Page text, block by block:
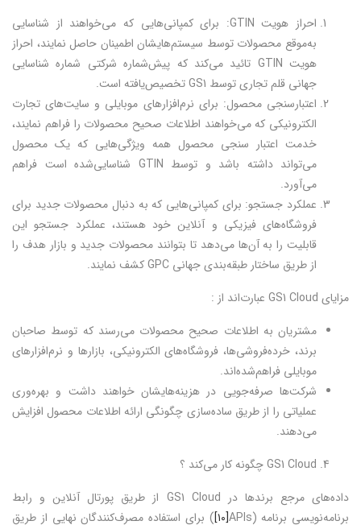
احراز هویت GTIN: برای کمپانی‌هایی که می‌خواهند از شناسایی
به‌موقع محصولات توسط سیستم‌هایشان اطمینان حاصل نمایند، احراز
هویت GTIN تائید می‌کند که پیش‌شماره شرکتی شماره شناسایی
جهانی قلم تجاری توسط GS1 تخصیص‌یافته است.
اعتبارسنجی محصول: برای نرم‌افزارهای موبایلی و سایت‌های تجارت
الکترونیکی که می‌خواهند اطلاعات صحیح محصولات را فراهم نمایند،
خدمت اعتبار سنجی محصول همه ویژگی‌هایی که یک محصول
می‌تواند داشته باشد و توسط GTIN شناسایی‌شده است فراهم
می‌آورد.
عملکرد جستجو: برای کمپانی‌هایی که به دنبال محصولات جدید برای
فروشگاه‌های فیزیکی و آنلاین خود هستند، عملکرد جستجو این
قابلیت را به آن‌ها می‌دهد تا بتوانند محصولات جدید و بازار هدف را
از طریق ساختار طبقه‌بندی جهانی GPC کشف نمایند.
مزایای GS1 Cloud عبارت‌اند از :
مشتریان به اطلاعات صحیح محصولات می‌رسند که توسط صاحبان
برند، خرده‌فروشی‌ها، فروشگاه‌های الکترونیکی، بازارها و نرم‌افزارهای
موبایلی فراهم‌شده‌اند.
شرکت‌ها صرفه‌جویی در هزینه‌هایشان خواهند داشت و بهره‌وری
عملیاتی را از طریق ساده‌سازی چگونگی ارائه اطلاعات محصول افزایش
می‌دهند.
GS1 Cloud چگونه کار می‌کند ؟
داده‌های مرجع برندها در GS1 Cloud از طریق پورتال آنلاین و رابط
برنامه‌نویسی برنامه (APIs
[۱۰] ) برای استفاده مصرف‌کنندگان نهایی از طریق